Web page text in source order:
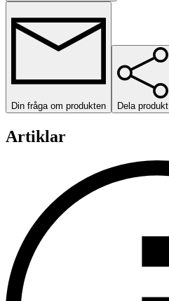
Din fråga om produkten Dela produkt
Artiklar